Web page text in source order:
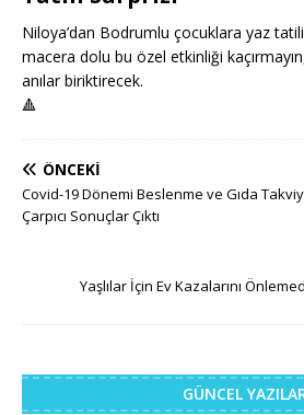
Niloya’dan Bodrumlu çocuklara yaz
macera dolu bu özel etkinliği
anılar biriktirecek.
🔺
ÖNCEKI
Covid-19 Dönemi Beslenme ve Gıda
Çarpıcı Sonuçlar Çıktı
Yaşlılar İçin Ev Kazalarını
GÜNCEL